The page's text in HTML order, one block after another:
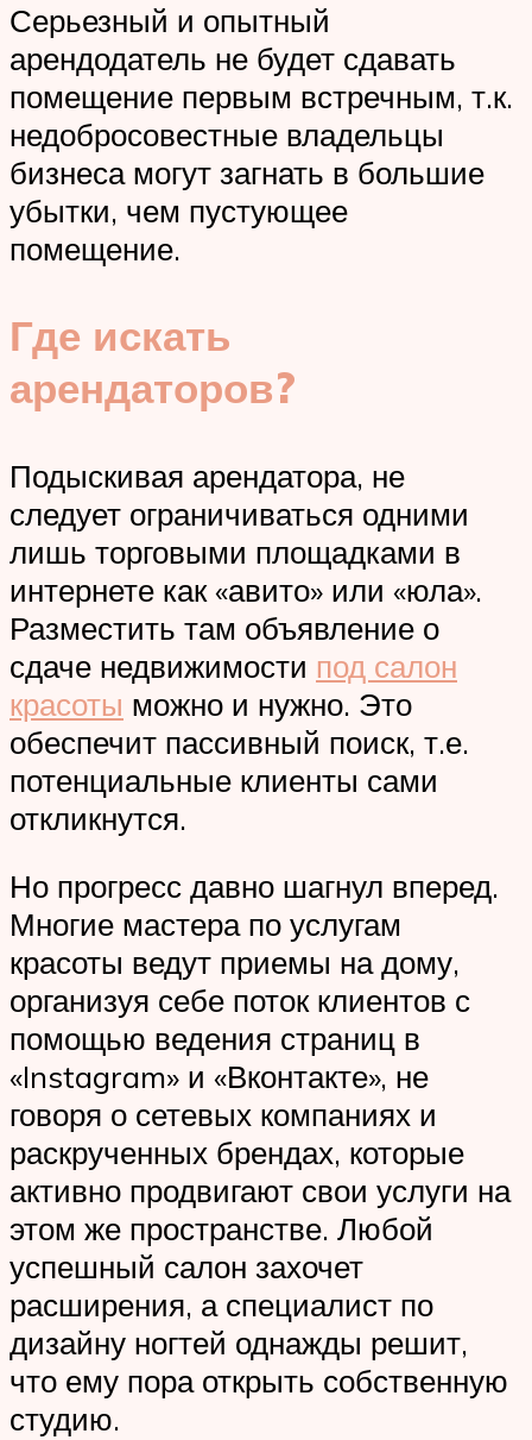
Серьезный и опытный
арендодатель не будет сдавать
помещение первым встречным, т.к.
недобросовестные владельцы
бизнеса могут загнать в большие
убытки, чем пустующее
помещение.
Где искать
арендаторов?
Подыскивая арендатора, не
следует ограничиваться одними
лишь торговыми площадками в
интернете как «авито» или «юла».
Разместить там объявление о
сдаче недвижимости под салон
красоты можно и нужно. Это
обеспечит пассивный поиск, т.е.
потенциальные клиенты сами
откликнутся.
Но прогресс давно шагнул вперед.
Многие мастера по услугам
красоты ведут приемы на дому,
организуя себе поток клиентов с
помощью ведения страниц в
«Instagram» и «Вконтакте», не
говоря о сетевых компаниях и
раскрученных брендах, которые
активно продвигают свои услуги на
этом же пространстве. Любой
успешный салон захочет
расширения, а специалист по
дизайну ногтей однажды решит,
что ему пора открыть собственную
студию.